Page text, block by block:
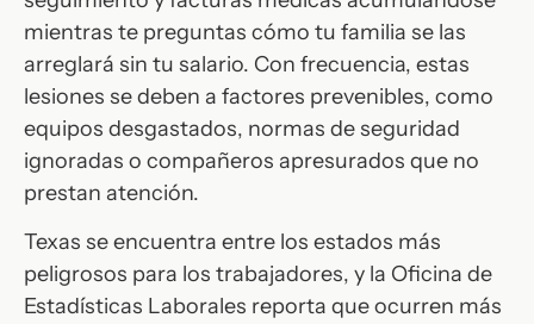
mientras te preguntas cómo tu familia se las
arreglará sin tu salario. Con frecuencia, estas
lesiones se deben a factores prevenibles, como
equipos desgastados, normas de seguridad
ignoradas o compañeros apresurados que no
prestan atención.
Texas se encuentra entre los estados más
peligrosos para los trabajadores, y la Oficina de
Estadísticas Laborales reporta que ocurren más